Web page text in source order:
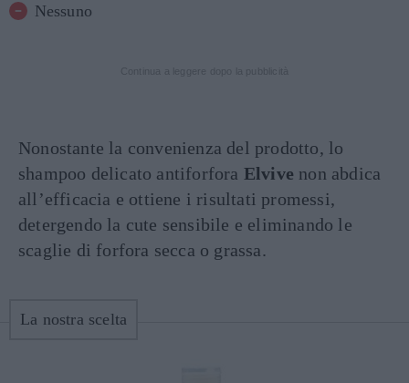
Nessuno
Nonostante la convenienza del prodotto, lo
shampoo delicato antiforfora Elvive non abdica
all’efficacia e ottiene i risultati promessi,
detergendo la cute sensibile e eliminando le
scaglie di forfora secca o grassa.
La nostra scelta